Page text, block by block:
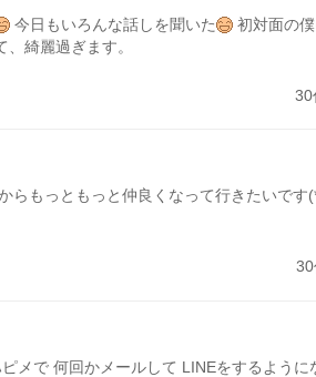
今日もいろんな話しを聞いた
初対面の
綺麗過ぎます。
らもっともっと仲良くなって行きたいです
メで 何回かメールして LINEをするように